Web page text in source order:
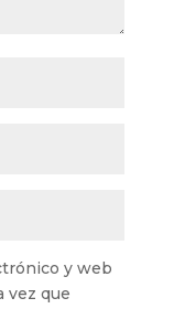
y web
vez que